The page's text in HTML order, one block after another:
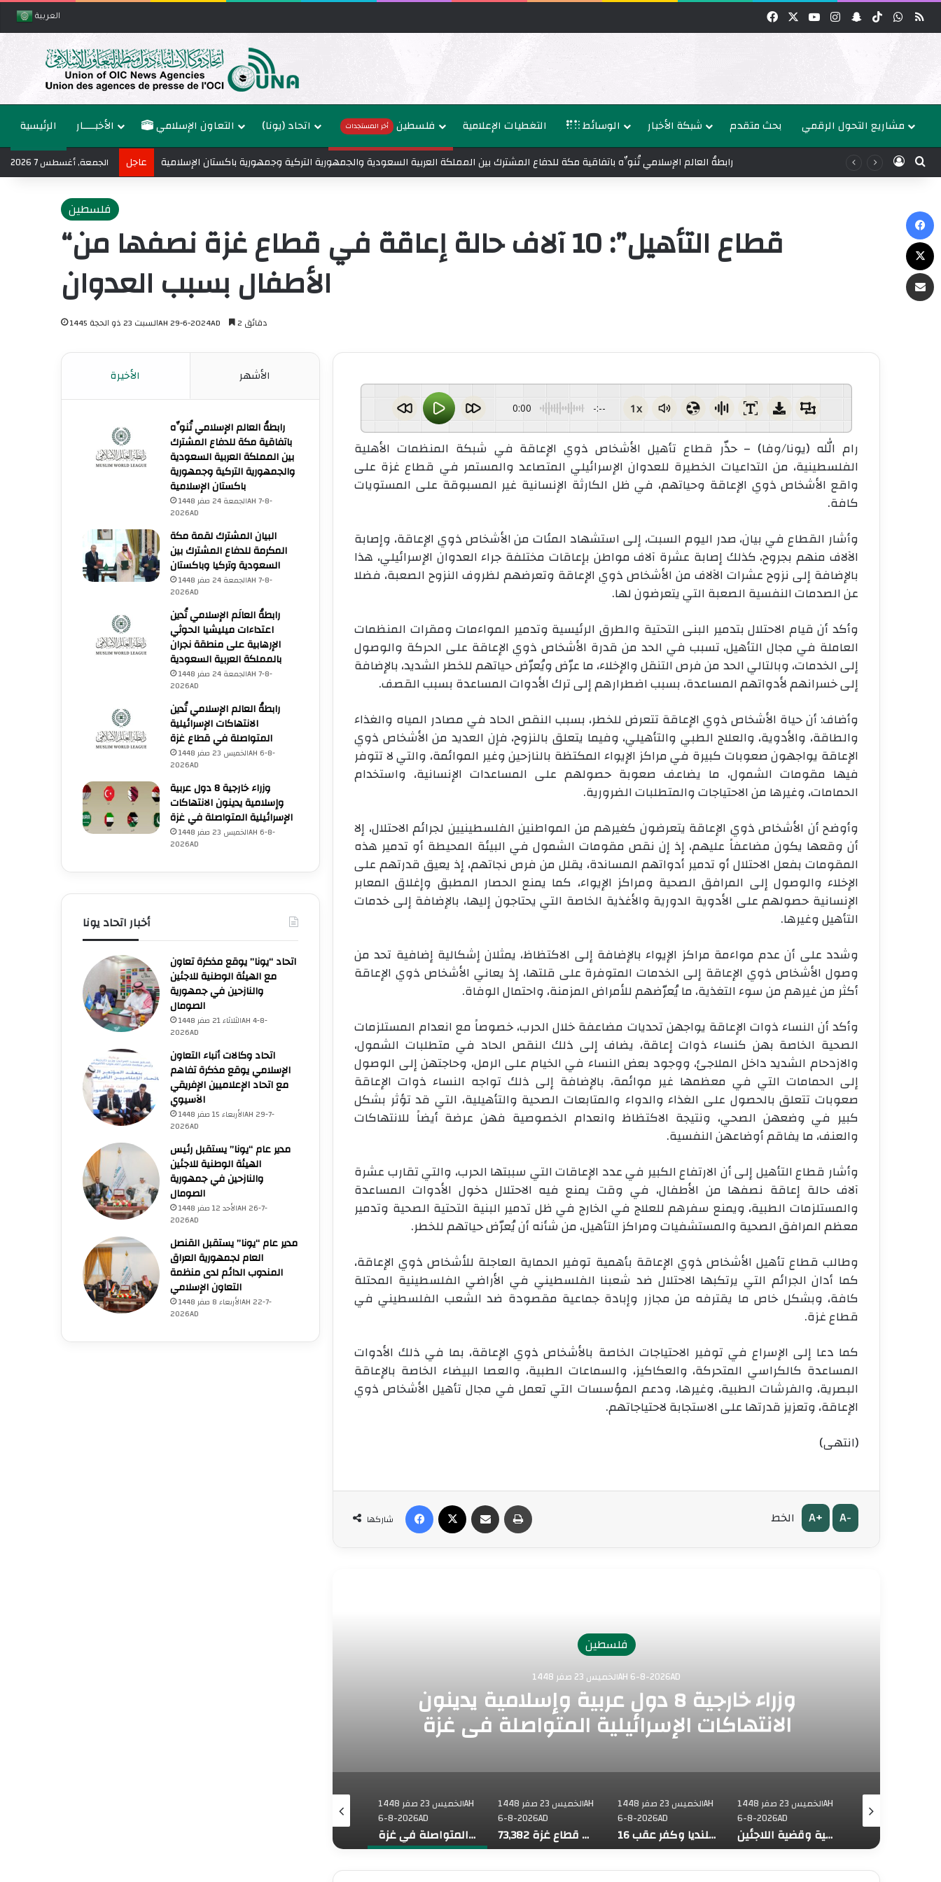
العربية فيسبوك ‫YouTubeانستقرام
سناب تشات
‫TikTok واتساب
الرئيسية الأخبــــار التعاون الإسلامي اتحاد (يونا) فلسطين أخر المستجدات التغطيات الإعلامية الوسائط شبكة الأخبار بحث متقدم مشاريع التحول الرقمي
الجمعة, أغسطس 7 2026 عاجل رابطةُ العالم الإسلامي تُنوِّه باتفاقية مكة للدفاع المشترك بين المملكة العربية السعودية والجمهورية التركية وجمهورية باكستان الإسلامية
فلسطين
“قطاع التأهيل”: 10 آلاف حالة إعاقة في قطاع غزة نصفها من
الأطفال بسبب العدوان
السبت 23 ذو الحجة 1445AH 29-6-2024AD 2 دقائق
0:00 -:-- 1x
رام الله (يونا/وفا) – حذّر قطاع تأهيل الأشخاص ذوي الإعاقة في شبكة المنظمات الأهلية
الفلسطينية، من التداعيات الخطيرة للعدوان الإسرائيلي المتصاعد والمستمر في قطاع غزة على
واقع الأشخاص ذوي الإعاقة وحياتهم، في ظل الكارثة الإنسانية غير المسبوقة على المستويات
كافة.
وأشار القطاع في بيان، صدر اليوم السبت، إلى استشهاد المئات من الأشخاص ذوي الإعاقة، وإصابة
الآلاف منهم بجروح، كذلك إصابة عشرة آلاف مواطن بإعاقات مختلفة جراء العدوان الإسرائيلي، هذا
بالإضافة إلى نزوح عشرات الآلاف من الأشخاص ذوي الإعاقة وتعرضهم لظروف النزوح الصعبة، فضلا
عن الصدمات النفسية الصعبة التي يتعرضون لها.
وأكد أن قيام الاحتلال بتدمير البنى التحتية والطرق الرئيسية وتدمير المواءمات ومقرات المنظمات
العاملة في مجال التأهيل، تسبب في الحد من قدرة الأشخاص ذوي الإعاقة على الحركة والوصول
إلى الخدمات، وبالتالي الحد من فرص التنقل والإخلاء، ما عرّض ويُعرّض حياتهم للخطر الشديد، بالإضافة
إلى خسرانهم لأدواتهم المساعدة، بسبب اضطرارهم إلى ترك الأدوات المساعدة بسبب القصف.
وأضاف: أن حياة الأشخاص ذوي الإعاقة تتعرض للخطر، بسبب النقص الحاد في مصادر المياه والغذاء
والطاقة، والأدوية، والعلاج الطبي والتأهيلي، وفيما يتعلق بالنزوح، فإن العديد من الأشخاص ذوي
الإعاقة يواجهون صعوبات كبيرة في مراكز الإيواء المكتظة بالنازحين وغير الموائمة، والتي لا تتوفر
فيها مقومات الشمول، ما يضاعف صعوبة حصولهم على المساعدات الإنسانية، واستخدام
الحمامات، وغيرها من الاحتياجات والمتطلبات الضرورية.
وأوضح أن الأشخاص ذوي الإعاقة يتعرضون كغيرهم من المواطنين الفلسطينيين لجرائم الاحتلال، إلا
أن وقعها يكون مضاعفاً عليهم، إذ إن نقص مقومات الشمول في البيئة المحيطة أو تدمير هذه
المقومات بفعل الاحتلال أو تدمير أدواتهم المساندة، يقلل من فرص نجاتهم، إذ يعيق قدرتهم على
الإخلاء والوصول إلى المرافق الصحية ومراكز الإيواء، كما يمنع الحصار المطبق وإغلاق المعابر
الإنسانية حصولهم على الأدوية الدورية والأغذية الخاصة التي يحتاجون إليها، بالإضافة إلى خدمات
التأهيل وغيرها.
وشدد على أن عدم مواءمة مراكز الإيواء بالإضافة إلى الاكتظاظ، يمثلان إشكالية إضافية تحد من
وصول الأشخاص ذوي الإعاقة إلى الخدمات المتوفرة على قلتها، إذ يعاني الأشخاص ذوي الإعاقة
أكثر من غيرهم من سوء التغذية، ما يُعرّضهم للأمراض المزمنة، واحتمال الوفاة.
وأكد أن النساء ذوات الإعاقة يواجهن تحديات مضاعفة خلال الحرب، خصوصاً مع انعدام المستلزمات
الصحية الخاصة بهن كنساء ذوات إعاقة، يضاف إلى ذلك النقص الحاد في متطلبات الشمول،
والازدحام الشديد داخل الملاجئ، ووجود بعض النساء في الخيام على الرمل، وحاجتهن إلى الوصول
إلى الحمامات التي في معظمها غير موائمة، بالإضافة إلى ذلك تواجه النساء ذوات الإعاقة
صعوبات تتعلق بالحصول على الغذاء والدواء والمتابعات الصحية والتأهيلية، التي قد تؤثر بشكل
كبير في وضعهن الصحي، ونتيجة الاكتظاظ وانعدام الخصوصية فهن عرضة أيضاً للانتهاكات
والعنف، ما يفاقم أوضاعهن النفسية.
وأشار قطاع التأهيل إلى أن الارتفاع الكبير في عدد الإعاقات التي سببتها الحرب، والتي تقارب عشرة
آلاف حالة إعاقة نصفها من الأطفال، في وقت يمنع فيه الاحتلال دخول الأدوات المساعدة
والمستلزمات الطبية، ويمنع سفرهم للعلاج في الخارج في ظل تدمير البنية التحتية الصحية وتدمير
معظم المرافق الصحية والمستشفيات ومراكز التأهيل، من شأنه أن يُعرّض حياتهم للخطر.
وطالب قطاع تأهيل الأشخاص ذوي الإعاقة بأهمية توفير الحماية العاجلة للأشخاص ذوي الإعاقة،
كما أدان الجرائم التي يرتكبها الاحتلال ضد شعبنا الفلسطيني في الأراضي الفلسطينية المحتلة
كافة، وبشكل خاص ما يقترفه من مجازر وإبادة جماعية مقصودة ضد الشعب الفلسطيني في
قطاع غزة.
كما دعا إلى الإسراع في توفير الاحتياجات الخاصة بالأشخاص ذوي الإعاقة، بما في ذلك الأدوات
المساعدة كالكراسي المتحركة، والعكاكيز، والسماعات الطبية، والعصا البيضاء الخاصة بالإعاقة
البصرية، والفرشات الطبية، وغيرها، ودعم المؤسسات التي تعمل في مجال تأهيل الأشخاص ذوي
الإعاقة، وتعزيز قدرتها على الاستجابة لاحتياجاتهم.
(انتهى)
شاركها الخط A+ A-
فلسطين
الخميس 23 صفر 1448AH 6-8-2026AD
وزراء خارجية 8 دول عربية وإسلامية يدينون
الانتهاكات الإسرائيلية المتواصلة في غزة
الخميس 23 صفر 1448AH
6-8-2026AD
وزراء خارجية 8 دول عربية وإسلامية يدينون الانتهاكات الإسرائيلية المتواصلة في غزة
الخميس 23 صفر 1448AH
6-8-2026AD
73,382 شهيدا منذ بدء حرب الإبادة على قطاع غزة
الخميس 23 صفر 1448AH
6-8-2026AD
16 إصابة جراء عدوان الاحتلال على قلنديا وكفر عقب
الخميس 23 صفر 1448AH
6-8-2026AD
محافظة القدس: العدوان على مخيم قلنديا يستهدف المخيمات الفلسطينية وقضية اللاجئين
الخميس 23 صفر 1448AH
6-8-2026AD
الأخيرة الأشهر
رابطةُ العالم الإسلامي تُنوِّه
باتفاقية مكة للدفاع المشترك
بين المملكة العربية السعودية
والجمهورية التركية وجمهورية
باكستان الإسلامية
الجمعة 24 صفر 1448AH 7-8-
2026AD
البيان المشترك لقمة مكة
المكرمة للدفاع المشترك بين
السعودية وتركيا وباكستان
الجمعة 24 صفر 1448AH 7-8-
2026AD
رابطةُ العالَم الإسلامي تُدين
اعتداءات ميليشيا الحوثي
الإرهابية على منطقة نجران
بالمملكة العربية السعودية
الجمعة 24 صفر 1448AH 7-8-
2026AD
رابطةُ العالم الإسلامي تُدين
الانتهاكات الإسرائيلية
المتواصلة في قطاع غزة
الخميس 23 صفر 1448AH 6-8-
2026AD
وزراء خارجية 8 دول عربية
وإسلامية يدينون الانتهاكات
الإسرائيلية المتواصلة في غزة
الخميس 23 صفر 1448AH 6-8-
2026AD
أخبار اتحاد يونا
اتحاد “يونا” يوقع مذكرة تعاون
مع الهيئة الوطنية للاجئين
والنازحين في جمهورية
الصومال
الثلاثاء 21 صفر 1448AH 4-8-
2026AD
اتحاد وكالات أنباء التعاون
الإسلامي يوقع مذكرة تفاهم
مع اتحاد الإعلاميين الإفريقي
الآسيوي
الأربعاء 15 صفر 1448AH 29-7-
2026AD
مدير عام “يونا” يستقبل رئيس
الهيئة الوطنية للاجئين
والنازحين في جمهورية
الصومال
الأحد 12 صفر 1448AH 26-7-
2026AD
مدير عام “يونا” يستقبل القنصل
العام لجمهورية العراق
المندوب الدائم لدى منظمة
التعاون الإسلامي
الأربعاء 8 صفر 1448AH 22-7-
2026AD